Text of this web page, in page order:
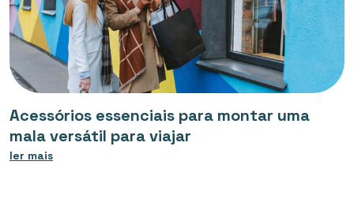
Acessórios essenciais para montar uma
mala versátil para viajar
ler mais